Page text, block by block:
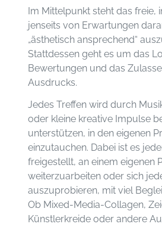
Im Mittelpunkt steht das freie,
jenseits von Erwartungen
„ästhetisch ansprechend“
Stattdessen geht es um das
Bewertungen und das
Ausdrucks.
Jedes Treffen wird durch
oder kleine kreative Impulse
unterstützen, in den eigenen
einzutauchen. Dabei ist es
freigestellt, an einem eigenen
weiterzuarbeiten oder sich
auszuprobieren, mit viel
Ob Mixed-Media-Collagen,
Künstlerkreide oder andere